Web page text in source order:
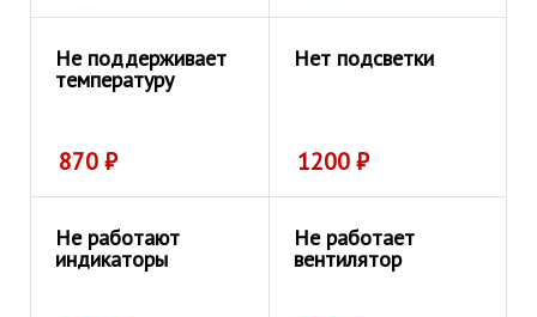
Не поддерживает
температуру
870₽
Нет подсветки
1200₽
Не работают
индикаторы
Не работает
вентилятор